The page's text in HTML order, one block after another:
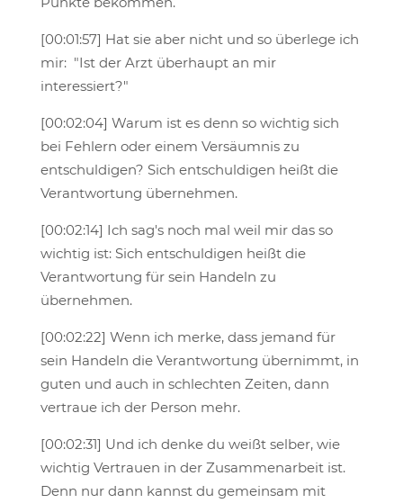
[00:01:57] Hat sie aber nicht und so überlege ich
mir: "Ist der Arzt überhaupt an mir
interessiert?"
[00:02:04] Warum ist es denn so wichtig sich
bei Fehlern oder einem Versäumnis zu
entschuldigen? Sich entschuldigen heißt die
Verantwortung übernehmen.
[00:02:14] Ich sag's noch mal weil mir das so
wichtig ist: Sich entschuldigen heißt die
Verantwortung für sein Handeln zu
übernehmen.
[00:02:22] Wenn ich merke, dass jemand für
sein Handeln die Verantwortung übernimmt, in
guten und auch in schlechten Zeiten, dann
vertraue ich der Person mehr.
[00:02:31] Und ich denke du weißt selber, wie
wichtig Vertrauen in der Zusammenarbeit ist.
Denn nur dann kannst du gemeinsam mit